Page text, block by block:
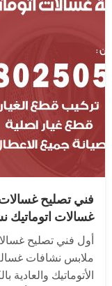
غسالات اتوماتيك
أول فني تصليح
ملابس نشافات
الأتوماتيك